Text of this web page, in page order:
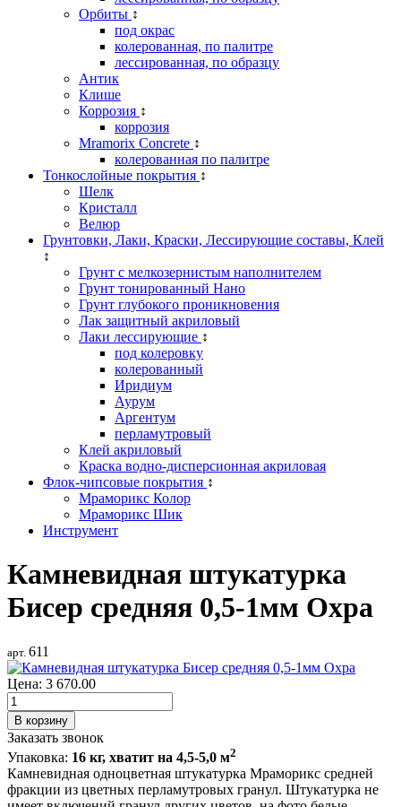
Орбиты ↕
под окрас
колерованная, по палитре
лессированная, по образцу
Антик
Клише
Коррозия ↕
коррозия
Mramorix Concrete ↕
колерованная по палитре
Тонкослойные покрытия ↕
Шелк
Кристалл
Велюр
Грунтовки, Лаки, Краски, Лессирующие составы, Клей
↕
Грунт с мелкозернистым наполнителем
Грунт тонированный Нано
Грунт глубокого проникновения
Лак защитный акриловый
Лаки лессирующие ↕
под колеровку
колерованный
Иридиум
Аурум
Аргентум
перламутровый
Клей акриловый
Краска водно-дисперсионная акриловая
Флок-чипсовые покрытия ↕
Мраморикс Колор
Мраморикс Шик
Инструмент
Камневидная штукатурка
Бисер средняя 0,5-1мм Охра
арт. 611
Цена: 3 670.00
Заказать звонок
Упаковка: 16 кг, хватит на 4,5-5,0 м2
Камневидная одноцветная штукатурка Мраморикс средней
фракции из цветных перламутровых гранул. Штукатурка не